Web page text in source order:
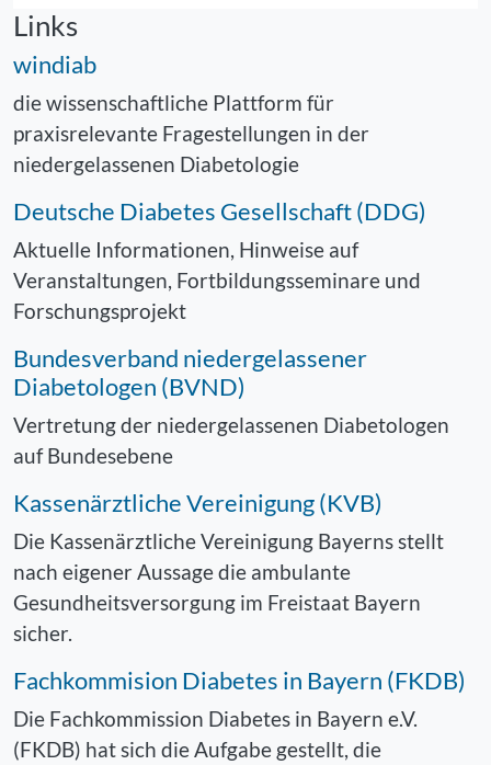
Links
windiab
die wissenschaftliche Plattform für
praxisrelevante Fragestellungen in der
niedergelassenen Diabetologie
Deutsche Diabetes Gesellschaft (DDG)
Aktuelle Informationen, Hinweise auf
Veranstaltungen, Fortbildungsseminare und
Forschungsprojekt
Bundesverband niedergelassener
Diabetologen (BVND)
Vertretung der niedergelassenen Diabetologen
auf Bundesebene
Kassenärztliche Vereinigung (KVB)
Die Kassenärztliche Vereinigung Bayerns stellt
nach eigener Aussage die ambulante
Gesundheitsversorgung im Freistaat Bayern
sicher.
Fachkommision Diabetes in Bayern (FKDB)
Die Fachkommission Diabetes in Bayern e.V.
(FKDB) hat sich die Aufgabe gestellt, die